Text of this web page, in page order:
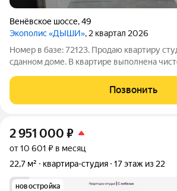
Венёвское шоссе,49
Экополис «ДЫШИ», 2 квартал 2026
Номер в базе: 72123. Продаю квартиру
сданном доме. В квартире выполнена
и большая просторная лоджия..
зеленый массив. Развивающейся
Позвонить
2 951 000 ₽
от 10 601 ₽ в месяц
22,7 м²
квартира-студия 17 этаж из 22
новостройка